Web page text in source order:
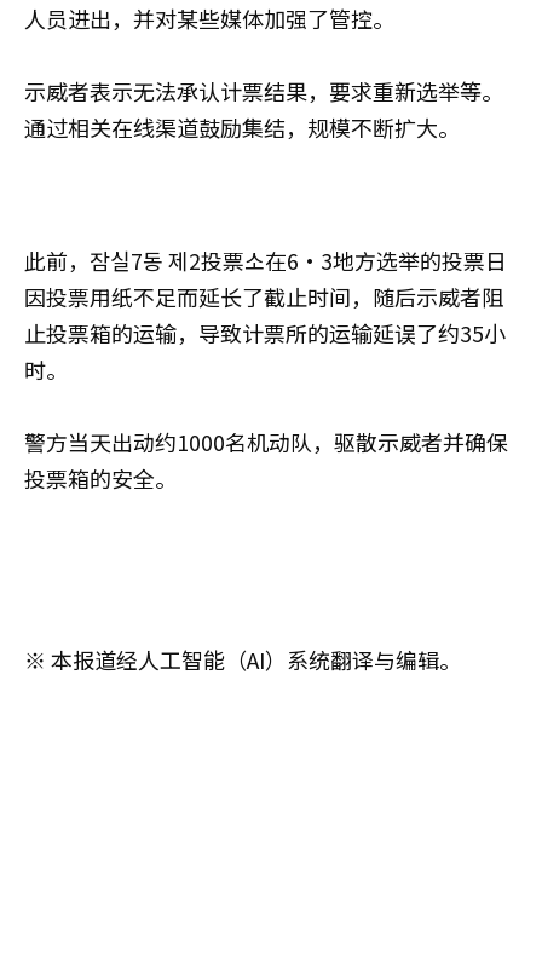
人员进出，并对某些媒体加强了管控。
示威者表示无法承认计票结果，要求重新选举等。
通过相关在线渠道鼓励集结，规模不断扩大。
此前，잠실7동 제2投票소在6·3地方选举的投票日
因投票用纸不足而延长了截止时间，随后示威者阻
止投票箱的运输，导致计票所的运输延误了约35小
时。
警方当天出动约1000名机动队，驱散示威者并确保
投票箱的安全。
※ 本报道经人工智能（AI）系统翻译与编辑。